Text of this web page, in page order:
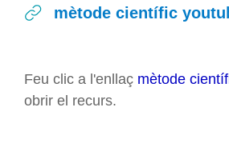
mètode científic
Feu clic a l'enllaç mètode
obrir el recurs.